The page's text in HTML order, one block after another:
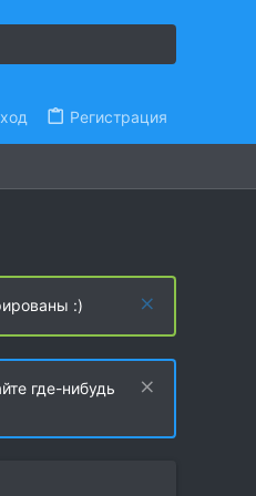
Регистрация
:)
где-нибудь